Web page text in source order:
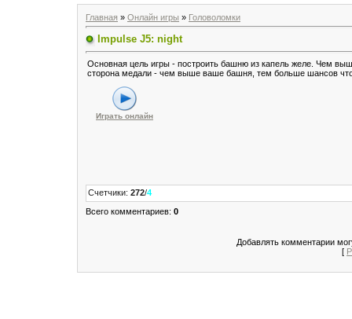
Главная » Онлайн игры » Головоломки
Impulse J5: night
Основная цель игры - построить башню из капель желе. Чем
сторона медали - чем выше ваше башня, тем больше шансов что
Играть онлайн
Счетчики: 272/4
Всего комментариев: 0
Добавлять комментарии
[